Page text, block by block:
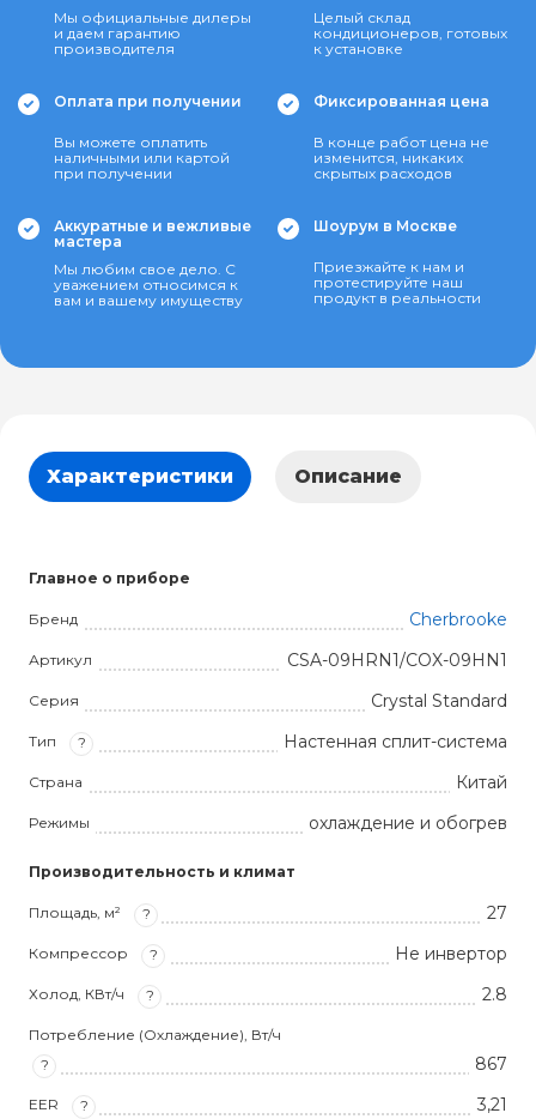
Мы официальные дилеры
и даем гарантию
производителя
Целый склад
кондиционеров, готовых
к установке
Оплата при получении
Вы можете оплатить
наличными или картой
при получении
Фиксированная цена
В конце работ цена не
изменится, никаких
скрытых расходов
Аккуратные и вежливые
мастера
Мы любим свое дело. С
уважением относимся к
вам и вашему имуществу
Шоурум в Москве
Приезжайте к нам и
протестируйте наш
продукт в реальности
Характеристики Описание
Главное о приборе
Бренд Cherbrooke
Артикул CSA-09HRN1/COX-09HN1
Серия Crystal Standard
Тип ? Настенная сплит-система
Страна Китай
Режимы охлаждение и обогрев
Производительность и климат
Площадь, м² ? 27
Компрессор ? Не инвертор
Холод, КВт/ч ? 2.8
Потребление (Охлаждение), Вт/ч
?
867
EER ? 3,21